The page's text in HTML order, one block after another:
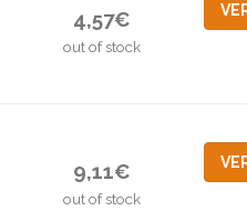
4,57€
out of stock
9,11€
out of stock